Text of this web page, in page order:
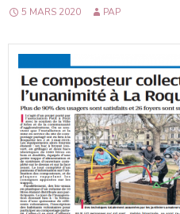
5 MARS 2020 PAP